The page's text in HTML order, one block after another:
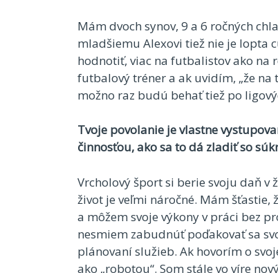
Mám dvoch synov, 9 a 6 ročných
mladšiemu Alexovi tiež nie je lopta
hodnotiť, viac na futbalistov ako na
futbalový tréner a ak uvidím, „že na
možno raz budú behať tiež po
Tvoje povolanie je vlastne
činnosťou, ako sa to dá zladiť so
Vrcholový šport si berie svoju daň v
život je veľmi náročné. Mám šťastie,
a môžem svoje výkony v práci bez
nesmiem zabudnúť poďakovať sa
plánovaní služieb. Ak hovorím o
ako „robotou“. Som stále vo víre